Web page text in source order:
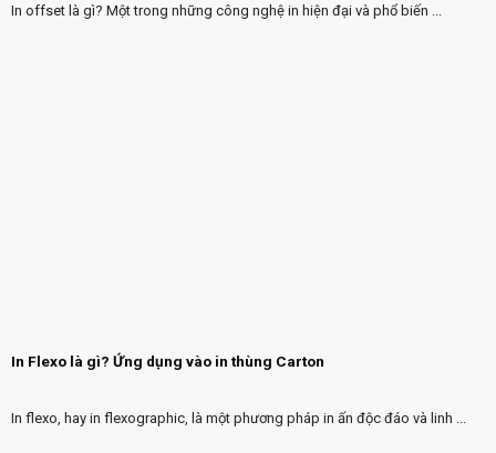
In offset là gì? Một trong những công nghệ in hiện đại và phổ biến ...
In Flexo là gì? Ứng dụng vào in thùng Carton
In flexo, hay in flexographic, là một phương pháp in ấn độc đáo và linh ...